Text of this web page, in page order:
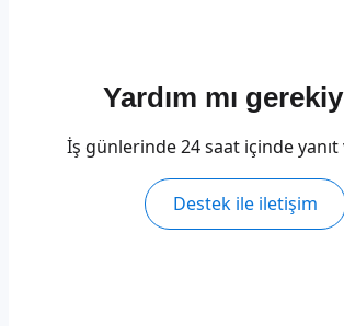
Yardım mı
İş günlerinde 24 saat içinde
Destek ile iletişim